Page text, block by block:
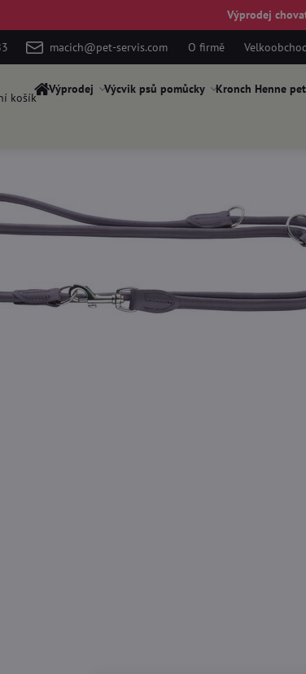
Výprodej
macich@pet-servis.com O firmě
košík
Výprodej Výcvik psů pomůcky Kronch Henne